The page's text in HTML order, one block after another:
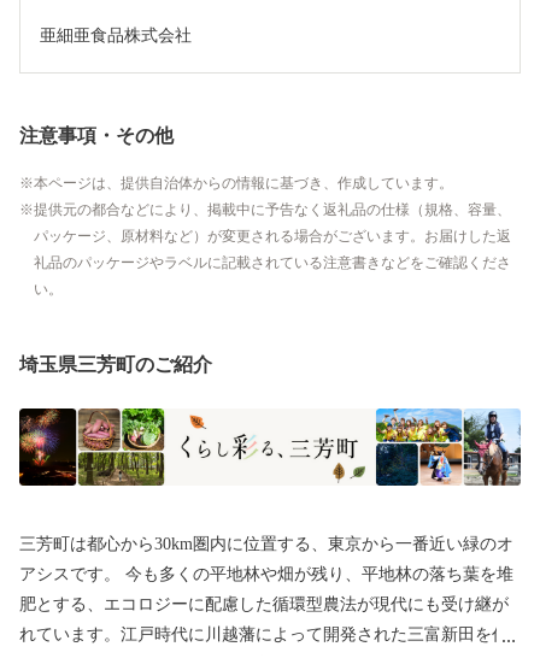
亜細亜食品株式会社
注意事項・その他
本ページは、提供自治体からの情報に基づき、作成しています。
提供元の都合などにより、掲載中に予告なく返礼品の仕様（規格、容量、
パッケージ、原材料など）が変更される場合がございます。お届けした返
礼品のパッケージやラベルに記載されている注意書きなどをご確認くださ
い。
埼玉県三芳町のご紹介
三芳町は都心から30km圏内に位置する、東京から一番近い緑のオ
アシスです。 今も多くの平地林や畑が残り、平地林の落ち葉を堆
肥とする、エコロジーに配慮した循環型農法が現代にも受け継が
れています。江戸時代に川越藩によって開発された三富新田を代